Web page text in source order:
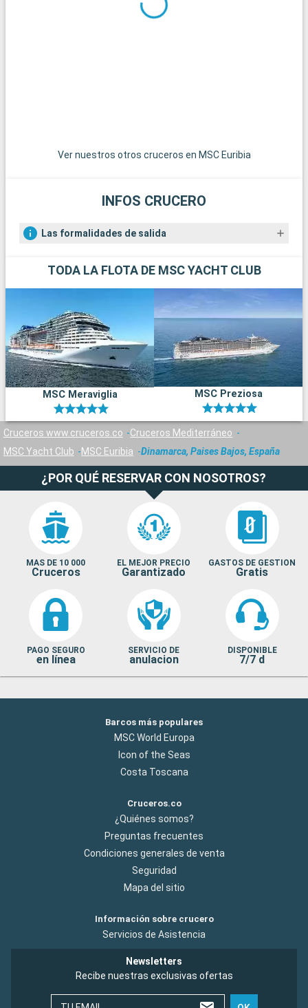
Helsingør, conocido como el Castillo de Hamlet, es una joya del
Renacimiento danés. Para los amantes de la naturaleza, los
Ver nuestros otros cruceros en MSC Euribia
INFOS CRUCERO
Las formalidades de salida
TODA LA FLOTA DE MSC YACHT CLUB
MSC Meraviglia MSC Preziosa
Cruceros www.cruceros.co
Cruceros Mediterráneo
MSC Yacht Club
MSC Euribia Dinamarca, Paises Bajos, España
¿POR QUÉ RESERVAR CON NOSOTROS?
MAS DE 10 000
Cruceros
EL MEJOR PRECIO
Garantizado
GASTOS DE GESTION
Gratis
PAGO SEGURO
en línea
SERVICIO DE
anulacion
DISPONIBLE
7/7 d
Barcos más populares
MSC World Europa
Icon of the Seas
Costa Toscana
Cruceros.co
¿Quiénes somos?
Preguntas frecuentes
Condiciones generales de venta
Seguridad
Mapa del sitio
Información sobre crucero
Servicios de Asistencia
Newsletters
Recibe nuestras exclusivas ofertas